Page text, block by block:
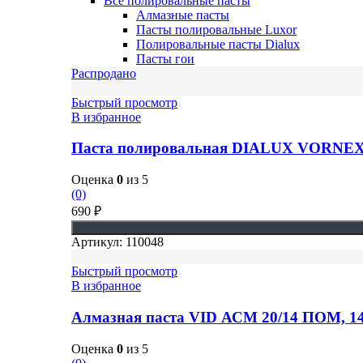
Алмазные пасты
Пасты полировальные Luxor
Полировальные пасты Dialux
Пасты гои
Распродано
Быстрый просмотр
В избранное
Паста полировальная DIALUX
Оценка 0 из 5
(0)
690 ₽
Артикул: 110048
Быстрый просмотр
В избранное
Алмазная паста VID АСМ 20/14 ПОМ,
Оценка 0 из 5